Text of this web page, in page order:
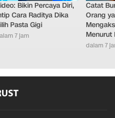
Bikin Percaya Diri,
Cara Raditya Dika
Pasta Gigi
7 jam
Catat
Orang
Menurut
dalam 7